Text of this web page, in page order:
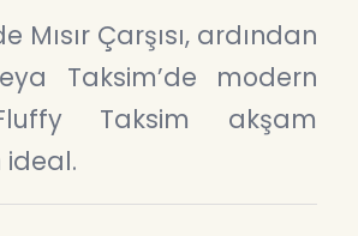
Mısır Çarşısı, ardından
Taksim’de modern
Taksim akşam
ideal.